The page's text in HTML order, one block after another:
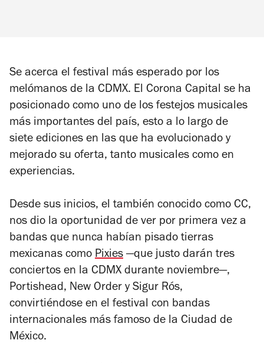
Se acerca el festival más esperado por los
melómanos de la CDMX. El Corona Capital se ha
posicionado como uno de los festejos musicales
más importantes del país, esto a lo largo de
siete ediciones en las que ha evolucionado y
mejorado su oferta, tanto musicales como en
experiencias.
Desde sus inicios, el también conocido como CC,
nos dio la oportunidad de ver por primera vez a
bandas que nunca habían pisado tierras
mexicanas como Pixies —que justo darán tres
conciertos en la CDMX durante noviembre—,
Portishead, New Order y Sigur Rós,
convirtiéndose en el festival con bandas
internacionales más famoso de la Ciudad de
México.